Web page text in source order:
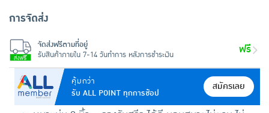
คุ้มกว่า
รับ ALL POINT ทุกการช้อป
สมัครเลย
การจัดส่ง
จัดส่งฟรีตามที่อยู่
รับสินค้าภายใน 7-14 วันทำการ หลังการชำระเงิน
ฟรี